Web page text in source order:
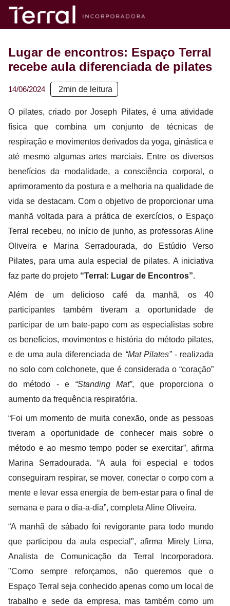
Lugar de encontros: Espaço Terral
recebe aula diferenciada de pilates
14/06/2024 2min de leitura
O pilates, criado por Joseph Pilates, é uma atividade
física que combina um conjunto de técnicas de
respiração e movimentos derivados da yoga, ginástica e
até mesmo algumas artes marciais. Entre os diversos
benefícios da modalidade, a consciência corporal, o
aprimoramento da postura e a melhoria na qualidade de
vida se destacam. Com o objetivo de proporcionar uma
manhã voltada para a prática de exercícios, o Espaço
Terral recebeu, no início de junho, as professoras Aline
Oliveira e Marina Serradourada, do Estúdio Verso
Pilates, para uma aula especial de pilates. A iniciativa
faz parte do projeto “Terral: Lugar de Encontros”.
Além de um delicioso café da manhã, os 40
participantes também tiveram a oportunidade de
participar de um bate-papo com as especialistas sobre
os benefícios, movimentos e história do método pilates,
e de uma aula diferenciada de “Mat Pilates”- realizada
no solo com colchonete, que é considerada o “coração”
do método - e “Standing Mat”, que proporciona o
aumento da frequência respiratória.
“Foi um momento de muita conexão, onde as pessoas
tiveram a oportunidade de conhecer mais sobre o
método e ao mesmo tempo poder se exercitar”, afirma
Marina Serradourada. “A aula foi especial e todos
conseguiram respirar, se mover, conectar o corpo com a
mente e levar essa energia de bem-estar para o final de
semana e para o dia-a-dia”, completa Aline Oliveira.
“A manhã de sábado foi revigorante para todo mundo
que participou da aula especial", afirma Mirely Lima,
Analista de Comunicação da Terral Incorporadora.
"Como sempre reforçamos, não queremos que o
Espaço Terral seja conhecido apenas como um local de
trabalho e sede da empresa, mas também como um